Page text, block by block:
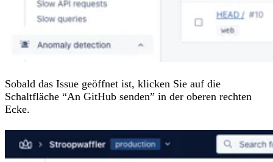
Sobald das Issue geöffnet ist, klicken Sie auf die
Schaltfläche “An GitHub senden” in der oberen rechten
Ecke.